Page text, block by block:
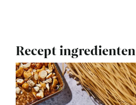
Recept ingredienten